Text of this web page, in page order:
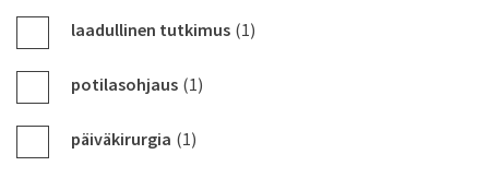
laadullinen tutkimus (1)
potilasohjaus (1)
päiväkirurgia (1)